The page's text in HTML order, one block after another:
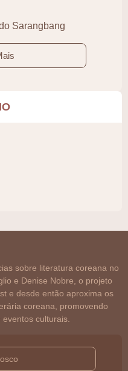
Sarangbang
sobre literatura coreana no
e Denise Nobre, o projeto
e desde então aproxima os
coreana, promovendo
culturais.